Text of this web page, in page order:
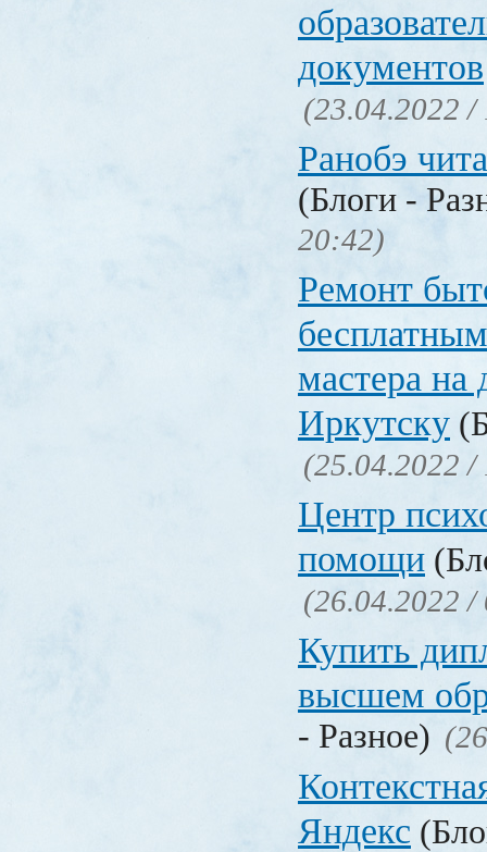
документов
(23.04.2022 /
Ранобэ
(Блоги -
20:42)
Ремонт
мастера на
Иркутску
(25.04.2022 /
Центр
помощи
(26.04.2022 /
Купить
высшем
- Разное)
Яндекс